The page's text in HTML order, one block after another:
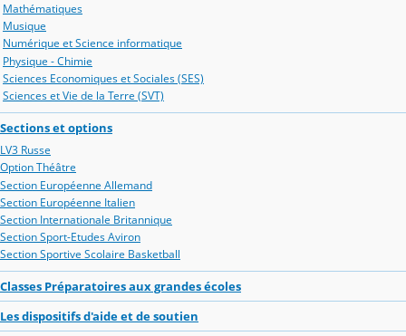
Mathématiques
Musique
Numérique et Science informatique
Physique - Chimie
Sciences Economiques et Sociales (SES)
Sciences et Vie de la Terre (SVT)
Sections et options
LV3 Russe
Option Théâtre
Section Européenne Allemand
Section Européenne Italien
Section Internationale Britannique
Section Sport-Etudes Aviron
Section Sportive Scolaire Basketball
Classes Préparatoires aux grandes écoles
Les dispositifs d'aide et de soutien